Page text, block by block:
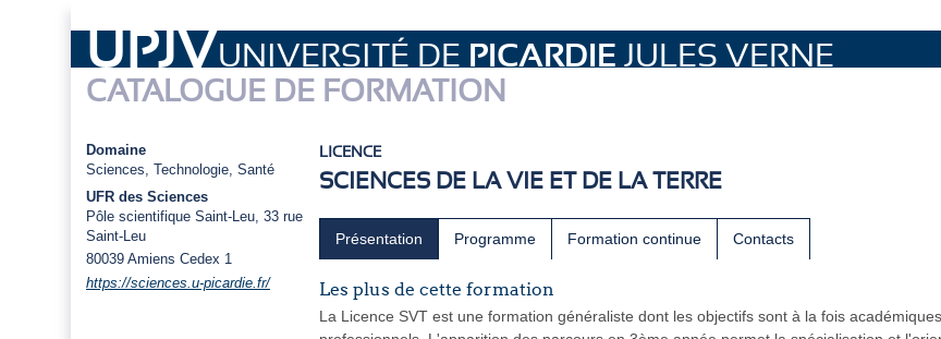
UPJVUNIVERSITÉ DE PICARDIE JULES VERNE
CATALOGUE DE FORMATION
Domaine
Sciences, Technologie, Santé
UFR des Sciences
Pôle scientifique Saint-Leu, 33 rue
Saint-Leu
80039 Amiens Cedex 1
https://sciences.u-picardie.fr/
LICENCE
SCIENCES DE LA VIE ET DE LA TERRE
Présentation Programme Formation continue Contacts
Les plus de cette formation
La Licence SVT est une formation généraliste dont les objectifs sont à la fois